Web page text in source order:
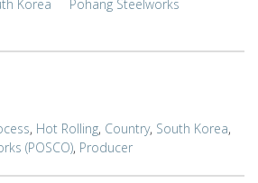
Korea
Pohang Steelworks
, Hot Rolling, Country, South Korea,
(POSCO), Producer